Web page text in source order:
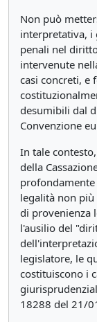
Non può
interpretativa, i
penali nel
intervenute
casi concreti, e
desumibili dal
Convenzione
In tale
della
legalità non
di provenienza
l'ausilio del
legislatore, le
costituiscono i
18288 del 21/